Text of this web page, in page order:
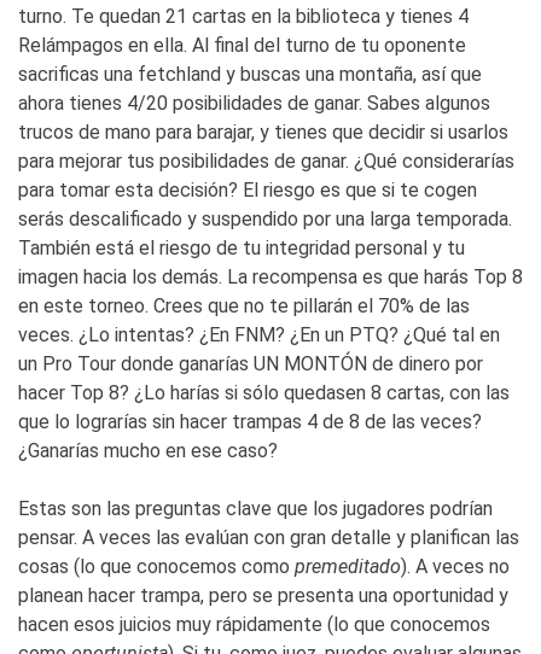
turno. Te quedan 21 cartas en la biblioteca y tienes 4
Relámpagos en ella. Al final del turno de tu oponente
sacrificas una fetchland y buscas una montaña, así que
ahora tienes 4/20 posibilidades de ganar. Sabes algunos
trucos de mano para barajar, y tienes que decidir si usarlos
para mejorar tus posibilidades de ganar. ¿Qué considerarías
para tomar esta decisión? El riesgo es que si te cogen
serás descalificado y suspendido por una larga temporada.
También está el riesgo de tu integridad personal y tu
imagen hacia los demás. La recompensa es que harás Top 8
en este torneo. Crees que no te pillarán el 70% de las
veces. ¿Lo intentas? ¿En FNM? ¿En un PTQ? ¿Qué tal en
un Pro Tour donde ganarías UN MONTÓN de dinero por
hacer Top 8? ¿Lo harías si sólo quedasen 8 cartas, con las
que lo lograrías sin hacer trampas 4 de 8 de las veces?
¿Ganarías mucho en ese caso?
Estas son las preguntas clave que los jugadores podrían
pensar. A veces las evalúan con gran detalle y planifican las
cosas (lo que conocemos como premeditado). A veces no
planean hacer trampa, pero se presenta una oportunidad y
hacen esos juicios muy rápidamente (lo que conocemos